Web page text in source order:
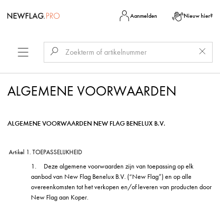
Aanmelden Nieuw hier?
ALGEMENE VOORWAARDEN
ALGEMENE VOORWAARDEN NEW FLAG BENELUX B.V.
Artikel 1. TOEPASSELIJKHEID
1.
Deze algemene voorwaarden zijn van toepassing op elk
aanbod van New Flag Benelux B.V. (“New Flag”) en op alle
overeenkomsten tot het verkopen en/of leveren van producten door
New Flag aan Koper.